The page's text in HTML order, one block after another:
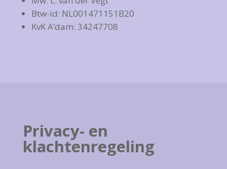
Btw-id: NL001471151B20
KvK A’dam: 34247708
Privacy- en
klachtenregeling